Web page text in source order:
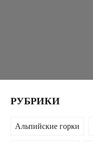
РУБРИКИ
Альпийские горки